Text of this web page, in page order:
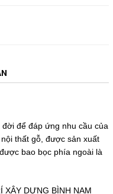
để đáp ứng nhu cầu của
thất gỗ, được sản xuất
bao bọc phía ngoài là